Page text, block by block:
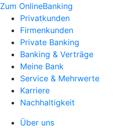
Zum OnlineBanking
Privatkunden
Firmenkunden
Private Banking
Banking & Verträge
Meine Bank
Service & Mehrwerte
Karriere
Nachhaltigkeit
Über uns